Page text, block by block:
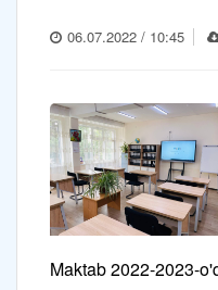
06.07.2022 / 10:45
Maktab 2022-2023-